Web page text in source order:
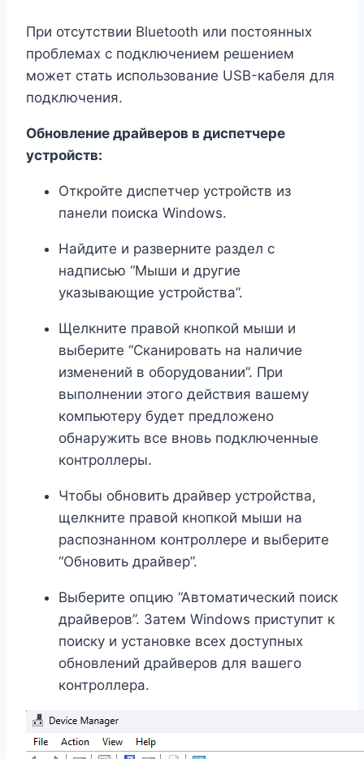
При отсутствии Bluetooth или постоянных
проблемах с подключением решением
может стать использование USB-кабеля для
подключения.
Обновление драйверов в диспетчере
устройств:
Откройте диспетчер устройств из
панели поиска Windows.
Найдите и разверните раздел с
надписью “Мыши и другие
указывающие устройства”.
Щелкните правой кнопкой мыши и
выберите “Сканировать на наличие
изменений в оборудовании”. При
выполнении этого действия вашему
компьютеру будет предложено
обнаружить все вновь подключенные
контроллеры.
Чтобы обновить драйвер устройства,
щелкните правой кнопкой мыши на
распознанном контроллере и выберите
“Обновить драйвер”.
Выберите опцию “Автоматический поиск
драйверов”. Затем Windows приступит к
поиску и установке всех доступных
обновлений драйверов для вашего
контроллера.